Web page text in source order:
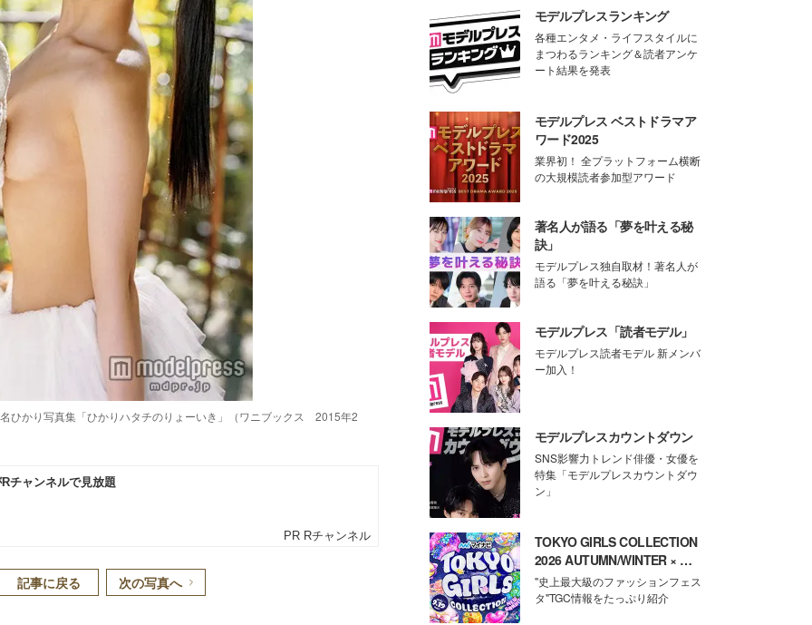
ひかり写真集「ひかりハタチのりょーいき」（ワニブックス 2015年2
記事に戻る 次の写真へ
モデルプレスランキング
各種エンタメ・ライフスタイルに
まつわるランキング＆読者アンケ
ート結果を発表
モデルプレス ベストドラマア
ワード2025
業界初！ 全プラットフォーム横断
の大規模読者参加型アワード
著名人が語る「夢を叶える秘
訣」
モデルプレス独自取材！著名人が
語る「夢を叶える秘訣」
モデルプレス「読者モデル」
モデルプレス読者モデル 新メンバ
ー加入！
モデルプレスカウントダウン
SNS影響力トレンド俳優・女優を
特集「モデルプレスカウントダウ
ン」
TOKYO GIRLS COLLECTION
2026 AUTUMN/WINTER × モ
デルプレス
"史上最大級のファッションフェス
タ"TGC情報をたっぷり紹介